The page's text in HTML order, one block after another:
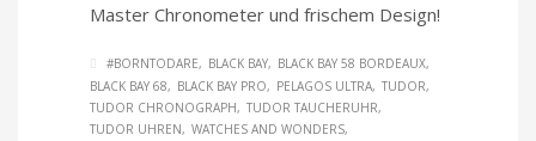
Master Chronometer und frischem Design!
#BORNTODARE BLACK BAY
BLACK BAY 58 BORDEAUX
BLACK BAY 68
BLACK BAY PRO PELAGOS ULTRA TUDOR
TUDOR CHRONOGRAPH
TUDOR TAUCHERUHR
TUDOR UHREN
WATCHES AND WONDERS